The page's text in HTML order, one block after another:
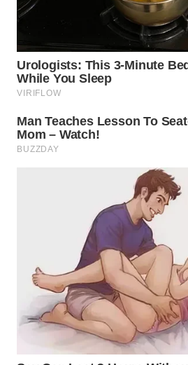
UTARA
WN
SAMOSIR
WN
LAWAS
KEPULAUAN
SERIBU
WN
TANGERANG